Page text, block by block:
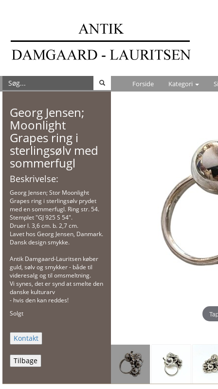
Forside Kategori
Georg Jensen;
Moonlight
Grapes ring i
sterlingsølv med
sommerfugl
Beskrivelse:
Georg Jensen; Stor Moonlight
Grapes ring i sterlingsølv prydet
med en sommerfugl. Ring str. 54.
Stemplet "GJ 925 S 54".
Druer l. 3,6 cm. b. 2,7 cm.
Lavet hos Georg Jensen, Danmark.
Dansk design smykke.
Antik Damgaard-Lauritsen køber
guld, sølv og smykker - både til
videresalg og til omsmeltning.
Vi synes, det er synd at smelte den
danske kulturarv
- hvis den kan reddes!
Solgt
Tilbage